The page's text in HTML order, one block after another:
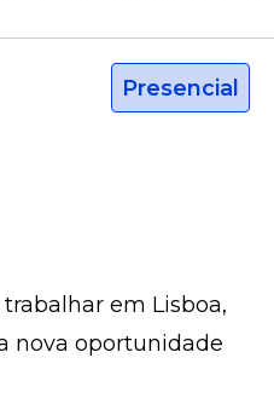
Presencial
em Lisboa,
nova oportunidade